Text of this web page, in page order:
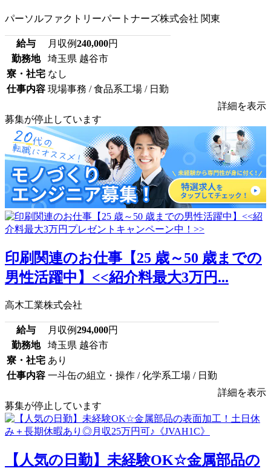
パーソルファクトリーパートナーズ株式会社 関東
給与 月収例240,000円
勤務地
埼玉県 越谷市
寮・社宅 なし
仕事内容 現場事務 / 食品系工場 / 日勤
詳細を表示
募集が停止しています
印刷関連のお仕事【25 歳～50 歳までの
男性活躍中】<<紹介料最大3万円...
高木工業株式会社
給与 月収例294,000円
勤務地
埼玉県 越谷市
寮・社宅 あり
仕事内容 一斗缶の組立・操作 / 化学系工場 / 日勤
詳細を表示
募集が停止しています
【人気の日勤】未経験OK☆金属部品の